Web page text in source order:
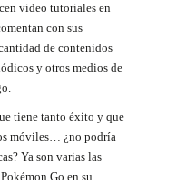
video tutoriales en
con sus
de contenidos
y otros medios de
tiene tanto éxito y que
móviles… ¿no podría
Ya son varias las
Go en su